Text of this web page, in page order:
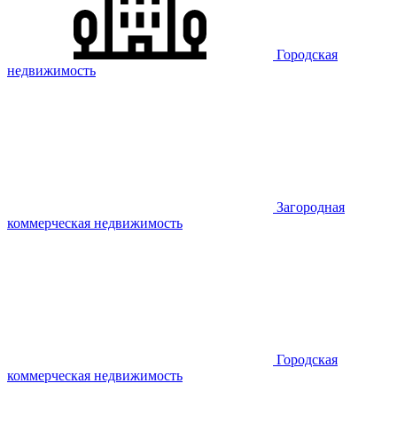
Городская
недвижимость
Загородная
коммерческая недвижимость
Городская
коммерческая недвижимость